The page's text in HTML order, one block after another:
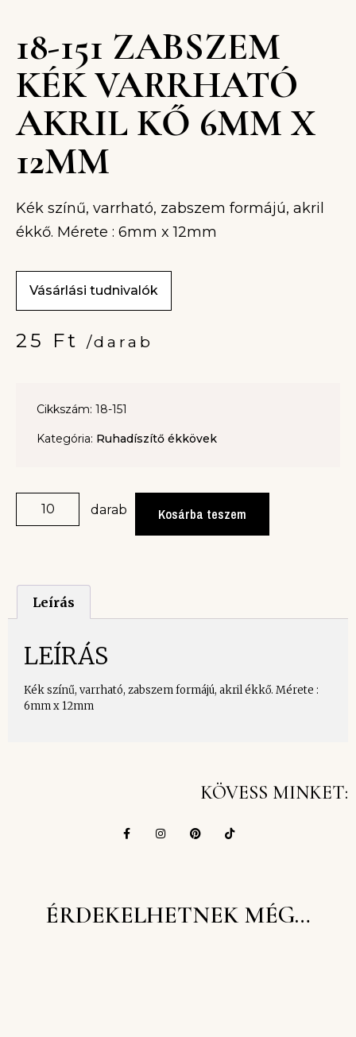
18-151 ZABSZEM
KÉK VARRHATÓ
AKRIL KŐ 6MM X
12MM
Kék színű, varrható, zabszem formájú, akril
ékkő. Mérete : 6mm x 12mm
Vásárlási tudnivalók
25 Ft /darab
Cikkszám: 18-151
Kategória: Ruhadíszítő ékkövek
darab Kosárba teszem
Leírás
LEÍRÁS
Kék színű, varrható, zabszem formájú, akril ékkő. Mérete :
6mm x 12mm
KÖVESS MINKET:
ÉRDEKELHETNEK MÉG…